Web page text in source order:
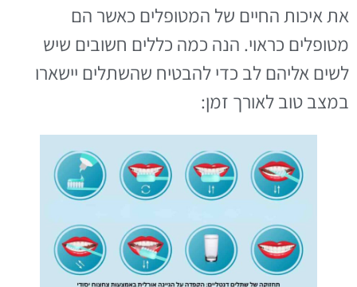
את איכות החיים של המטופלים כאשר הם
מטופלים כראוי. הנה כמה כללים חשובים שיש
לשים אליהם לב כדי להבטיח שהשתלים יישארו
במצב טוב לאורך זמן: